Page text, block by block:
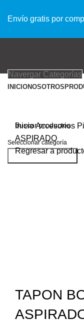
Envío gratis por
Seleccionar categoría
Buscar productos
Navergar Categorías
INICIONOSOTROS
InicioAccesorios
ASPIRADO
Regresar a
TAPON